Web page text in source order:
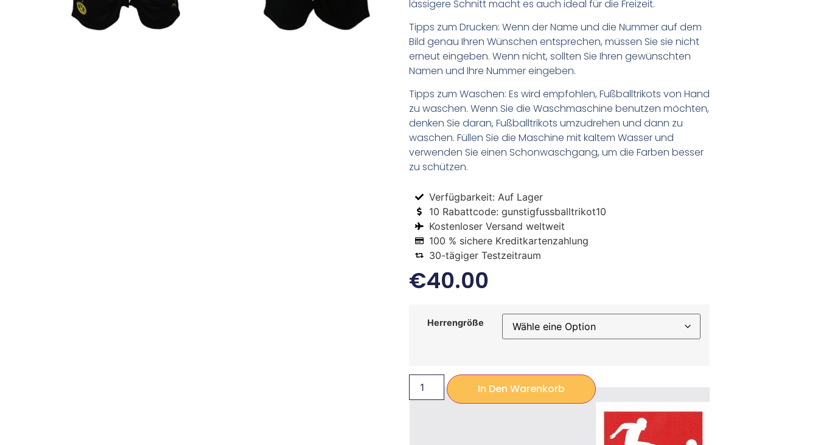
lässigere Schnitt macht es auch ideal für die Freizeit.
Tipps zum Drucken: Wenn der Name und die Nummer auf dem
Bild genau Ihren Wünschen entsprechen, müssen Sie sie nicht
erneut eingeben. Wenn nicht, sollten Sie Ihren gewünschten
Namen und Ihre Nummer eingeben.
Tipps zum Waschen: Es wird empfohlen, Fußballtrikots von Hand
zu waschen. Wenn Sie die Waschmaschine benutzen möchten,
denken Sie daran, Fußballtrikots umzudrehen und dann zu
waschen. Füllen Sie die Maschine mit kaltem Wasser und
verwenden Sie einen Schonwaschgang, um die Farben besser
zu schützen.
Verfügbarkeit: Auf Lager
10 Rabattcode: gunstigfussballtrikot10
Kostenloser Versand weltweit
100 % sichere Kreditkartenzahlung
30-tägiger Testzeitraum
€40.00
Herrengröße
In Den Warenkorb